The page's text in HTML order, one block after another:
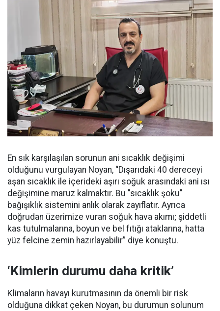
En sık karşılaşılan sorunun ani sıcaklık değişimi
olduğunu vurgulayan Noyan, “Dışarıdaki 40 dereceyi
aşan sıcaklık ile içerideki aşırı soğuk arasındaki ani ısı
değişimine maruz kalmaktır. Bu "sıcaklık şoku"
bağışıklık sistemini anlık olarak zayıflatır. Ayrıca
doğrudan üzerimize vuran soğuk hava akımı; şiddetli
kas tutulmalarına, boyun ve bel fıtığı ataklarına, hatta
yüz felcine zemin hazırlayabilir” diye konuştu.
‘Kimlerin durumu daha kritik’
Klimaların havayı kurutmasının da önemli bir risk
olduğuna dikkat çeken Noyan, bu durumun solunum